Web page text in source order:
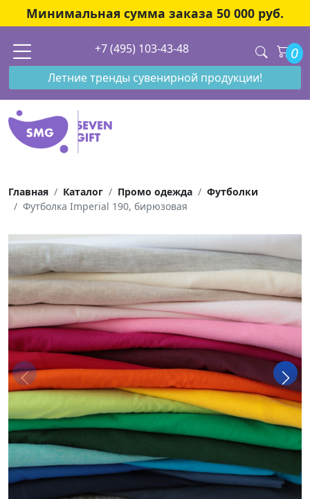
Минимальная сумма заказа 50 000 руб.
+7 (495) 103-43-48 0
Летние тренды сувенирной продукции!
Главная Каталог Промо одежда
Футболки
Футболка Imperial 190, бирюзовая